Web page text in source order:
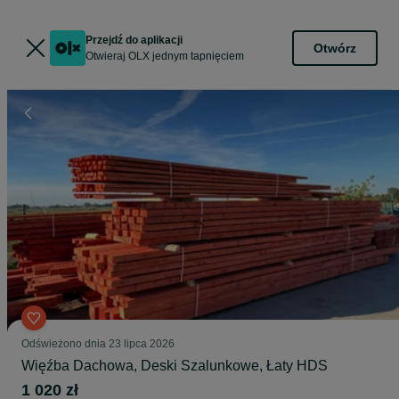
Przejdź do aplikacji
Otwieraj OLX jednym tapnięciem
Otwórz
Odświeżono dnia 23 lipca 2026
Więźba Dachowa, Deski Szalunkowe, Łaty HDS
1 020 zł